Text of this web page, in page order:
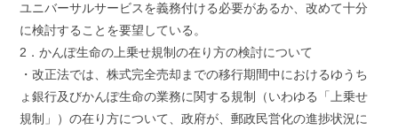
ユニバーサルサービスを義務付ける必要があるか、改めて十分
に検討することを要望している。
2．かんぽ生命の上乗せ規制の在り方の検討について
・改正法では、株式完全売却までの移行期間中におけるゆうち
ょ銀行及びかんぽ生命の業務に関する規制（いわゆる「上乗せ
規制」）の在り方について、政府が、郵政民営化の進捗状況に